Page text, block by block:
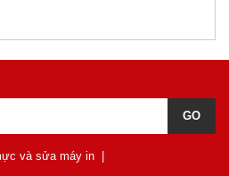
và sửa máy in |